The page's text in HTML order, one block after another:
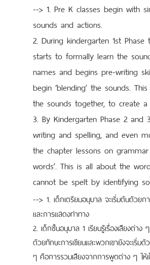
--> 1. Pre K classes begin with
sounds and actions.
2. During kindergarten 1st
starts to formally learn the
names and begins pre-writing
begin ‘blending’ the sounds.
the sounds together, to create
3. By Kindergarten Phase 2 and
writing and spelling, and even
the chapter lessons on
words’. This is all about the
cannot be spelt by identifying
--> 1. เด็กเตรียมอนุบาล จะเริ่มต้นด้วยก
และการแสดงท่าทาง
2. เด็กชั้นอนุบาล 1 เรียนรู้เรื่องเสียงต่าง
ด้วยทักษะการเขียนและพวกเขายังจะเริ่มด้
ๆ คือการรวมเสียงจากการพูดต่าง ๆ ให้